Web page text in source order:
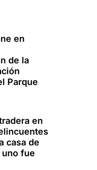
en
de la
Parque
en
casa de
fue